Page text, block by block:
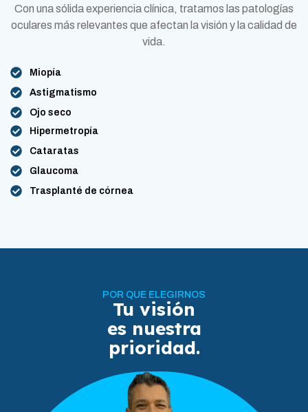
Con una sólida experiencia clínica, tratamos las patologías
oculares más relevantes que afectan la visión y la calidad de
vida.
Miopía
Astigmatismo
Ojo seco
Hipermetropía
Cataratas
Glaucoma
Trasplanté de córnea
POR QUE ELEGIRNOS
Tu visión
es nuestra
prioridad.